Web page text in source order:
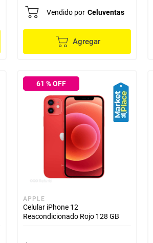
Vendido por Celuventas
Agregar
61 % OFF
APPLE
Celular iPhone 12
Reacondicionado Rojo 128 GB